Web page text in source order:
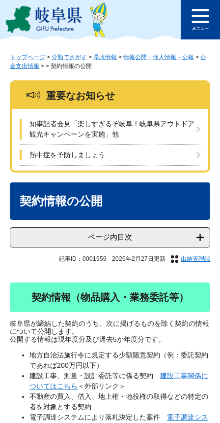
ジ
ュ
このページの本文へ
ュ
トップページ > 分類でさがす > 県政情報 >情報公開・個人情報・公報 > 公
金支出情報 > > 契約情報の公開
重要なお知らせ
知事記者会見「楽しすぎるぞ岐阜！岐阜県アウトドア
観光キャンペーンを実施」他
熱中症を予防しましょう
契約情報の公開
ページ内目次
記事ID：0001959 2026年2月27日更新 出納管理課
契約情報（物品購入・業務委託等）
岐阜県が締結した契約のうち、次に掲げるものを除く契約の情報
について公開します。
公開する情報は現年度分及び過去5か年度分です。
地方自治法施行令に規定する少額随意契約（例：委託契約
であれば200万円以下）
建設工事、測量・設計委託等に係る契約 建設工事関係に
ついてはこちら ＜外部リンク＞
不動産の買入、借入、地上権・地役権の取得などの特定の
者を対象とする契約
電子調達システムにより落札決定した案件 電子調達シス